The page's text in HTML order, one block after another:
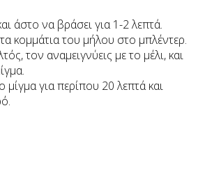
άστο να βράσει για 1-2 λεπτά.
κομμάτια του μήλου στο μπλέντερ.
τον αναμειγνύεις με το μέλι, και
για περίπου 20 λεπτά και